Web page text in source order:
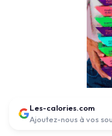
Les-calories.com
Ajoutez-nous à vos